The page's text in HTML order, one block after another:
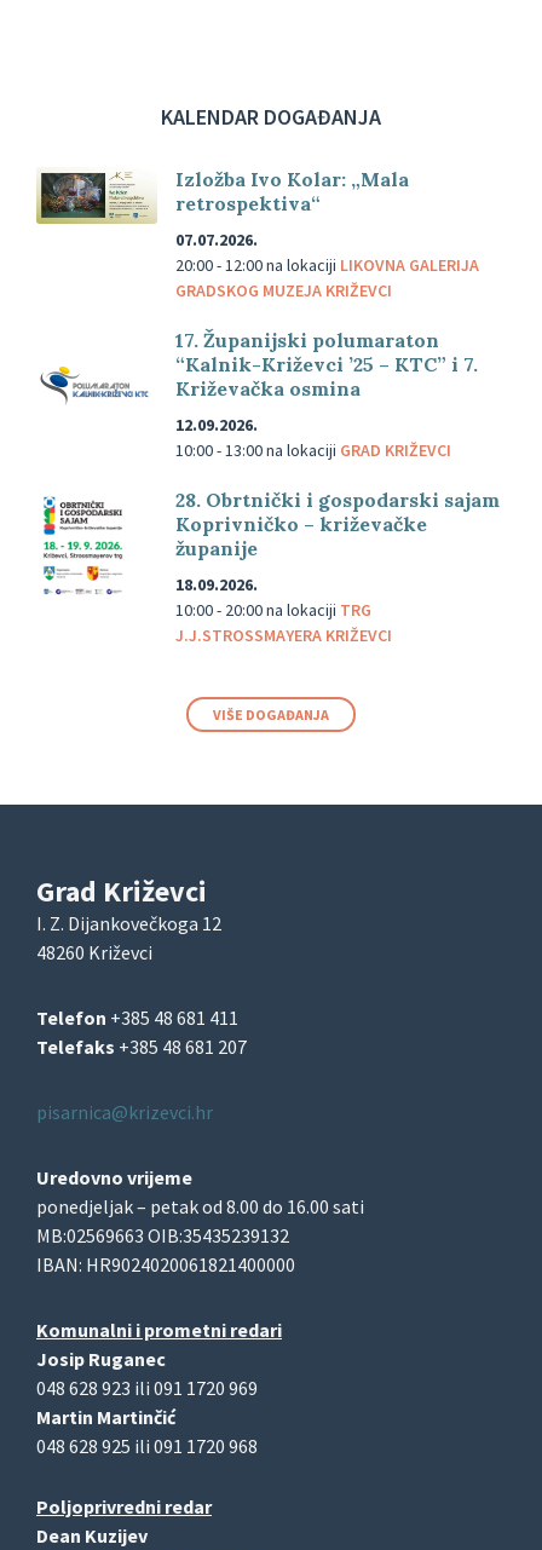
KALENDAR DOGAĐANJA
Izložba Ivo Kolar: „Mala
retrospektiva“
07.07.2026.
20:00 - 12:00na lokaciji LIKOVNA GALERIJA
GRADSKOG MUZEJA KRIŽEVCI
17. Županijski polumaraton
“Kalnik-Križevci ’25 – KTC” i 7.
Križevačka osmina
12.09.2026.
10:00 - 13:00na lokaciji GRAD KRIŽEVCI
28. Obrtnički i gospodarski sajam
Koprivničko – križevačke
županije
18.09.2026.
10:00 - 20:00na lokaciji TRG
J.J.STROSSMAYERA KRIŽEVCI
VIŠE DOGAĐANJA
Grad Križevci
I. Z. Dijankovečkoga 12
48260 Križevci
Telefon +385 48 681 411
Telefaks +385 48 681 207
pisarnica@krizevci.hr
Uredovno vrijeme
ponedjeljak – petak od 8.00 do 16.00 sati
MB:02569663 OIB:35435239132
IBAN: HR9024020061821400000
Komunalni i prometni redari
Josip Ruganec
048 628 923 ili 091 1720 969
Martin Martinčić
048 628 925 ili 091 1720 968
Poljoprivredni redar
Dean Kuzijev